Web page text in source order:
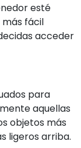
esté
fácil
acceder
para
aquellas
objetos más
ligeros arriba.